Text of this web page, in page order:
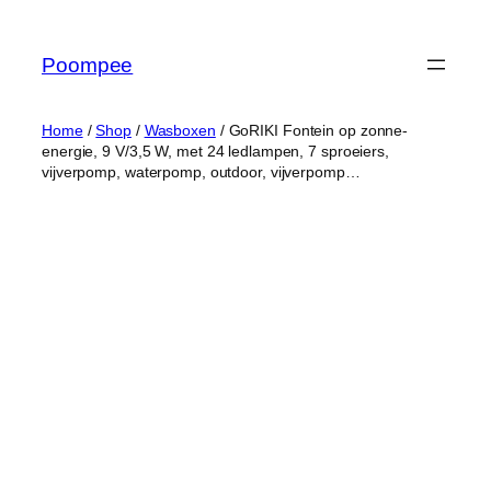
Poompee
Home/Shop/ Wasboxen / GoRIKI Fontein op zonne-
energie, 9 V/3,5 W, met 24 ledlampen, 7 sproeiers,
vijverpomp, waterpomp, outdoor, vijverpomp…